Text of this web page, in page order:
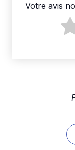
Votre avis